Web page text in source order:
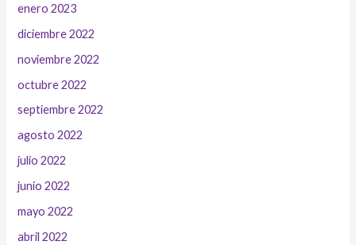
enero 2023
diciembre 2022
noviembre 2022
octubre 2022
septiembre 2022
agosto 2022
julio 2022
junio 2022
mayo 2022
abril 2022